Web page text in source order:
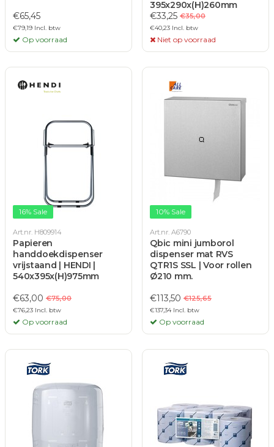
€65,45
€79,19 Incl. btw
Op voorraad
395x290x(H)260mm
€33,25 €35,00
€40,23 Incl. btw
Niet op voorraad
16% Sale
Art.nr. H809914
Papieren
handdoekdispenser
vrijstaand | HENDI |
540x395x(H)975mm
€63,00 €75,00
€76,23 Incl. btw
Op voorraad
10% Sale
Art.nr. A6790
Qbic mini jumborol
dispenser mat RVS
QTR1S SSL | Voor rollen
Ø210 mm.
€113,50 €125,65
€137,34 Incl. btw
Op voorraad